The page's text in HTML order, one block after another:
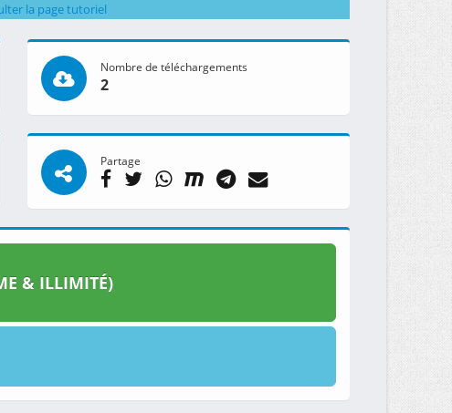
la page tutoriel
Nombre de téléchargements
2
Partage
& ILLIMITÉ)